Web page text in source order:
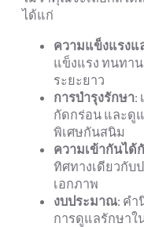
ได้แก่
ความแข็งแรง
แข็งแรง ทนทา
ระยะยาว
การบำรุงรักษา:
กัดกร่อน และดู
พิเศษกันสนิม
ความเข้ากันได้
ทิศทางเดียวกับ
เอกภาพ
งบประมาณ: คำ
การดูแลรักษาใ